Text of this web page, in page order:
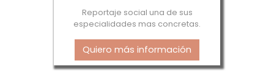
Reportaje social una de sus
especialidades mas concretas.
Quiero más información